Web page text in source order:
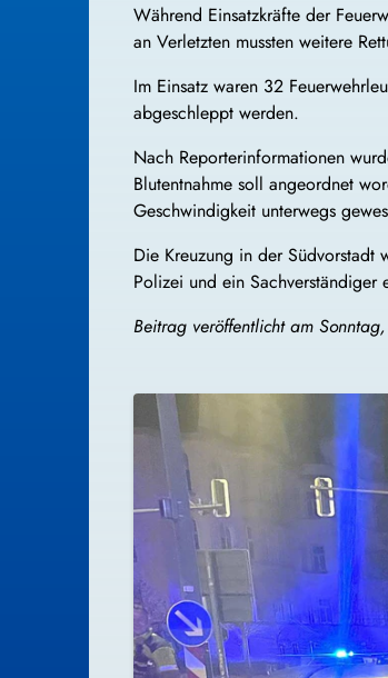
Während Einsatzkräfte der
an Verletzten mussten weitere
Im Einsatz waren 32
abgeschleppt werden.
Nach Reporterinformationen
Blutentnahme soll angeordnet
Geschwindigkeit unterwegs
Die Kreuzung in der Südvorstadt
Polizei und ein Sachverständiger
Beitrag veröffentlicht am